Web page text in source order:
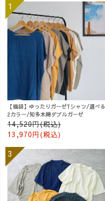
【福袋】ゆったりガーゼTシャツ/選べる
2カラー/知多木綿ダブルガーゼ
14,520円(税込)
13,970円(税込)